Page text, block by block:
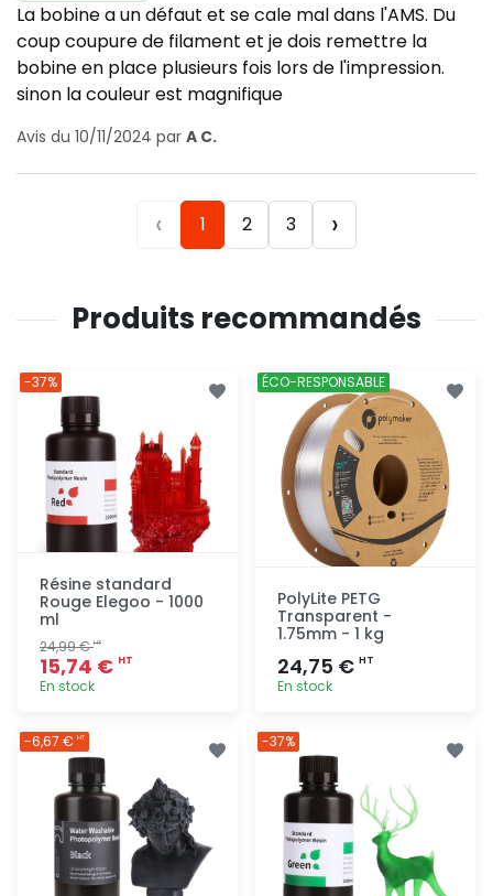
La bobine a un défaut et se cale mal dans l'AMS. Du
coup coupure de filament et je dois remettre la
bobine en place plusieurs fois lors de l'impression.
sinon la couleur est magnifique
Avis du 10/11/2024 par A C.
‹ 1 2 3 ›
Produits recommandés
Résine standard
Rouge Elegoo - 1000
ml
24,99 €HT
15,74 € HT
En stock
-37%
PolyLite PETG
Transparent -
1.75mm - 1 kg
24,75 € HT
En stock
ÉCO-RESPONSABLE
-6,67 € HT -37%